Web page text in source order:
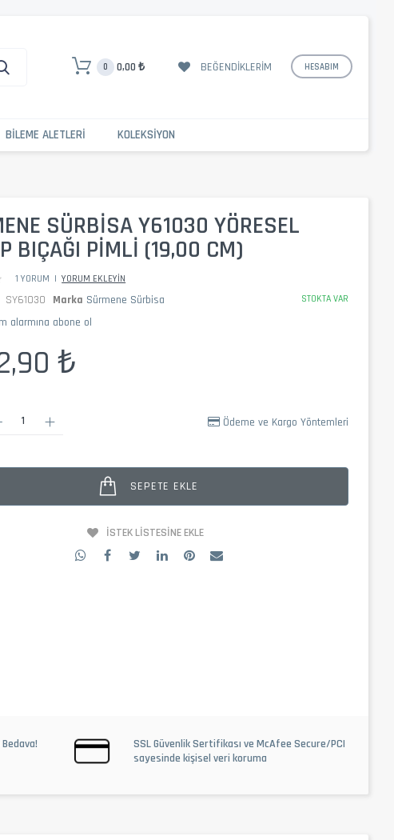
0 0,00 ₺ BEĞENDIKLERIM HESABIM
BILEME ALETLERI KOLEKSIYON
SÜRBISA Y61030 YÖRESEL
BIÇAĞI PIMLI (19,00 CM)
1 YORUM | YORUM EKLEYIN
SY61030 Marka Sürmene Sürbisa STOKTA VAR
alarmına abone ol
₺
SEPETE EKLE
Ödeme ve Kargo Yöntemleri
İSTEK LISTESINE EKLE
SSL Güvenlik Sertifikası ve McAfee Secure/PCI
sayesinde kişisel veri koruma